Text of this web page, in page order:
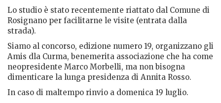
Lo studio è stato recentemente riattato dal Comune di
Rosignano per facilitarne le visite (entrata dalla
strada).
Siamo al concorso, edizione numero 19, organizzano gli
Amis dla Curma, benemerita associazione che ha come
neopresidente Marco Morbelli, ma non bisogna
dimenticare la lunga presidenza di Annita Rosso.
In caso di maltempo rinvio a domenica 19 luglio.